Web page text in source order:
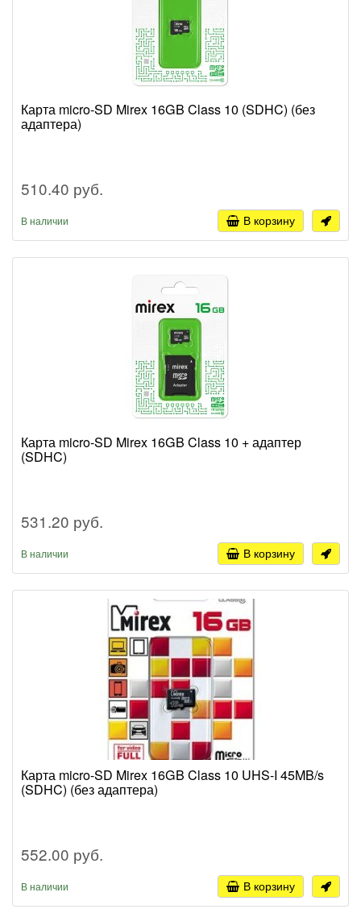
Карта micro-SD Mirex 16GB Class 10 (SDHC) (без
адаптера)
510.40 руб.
В наличии В корзину
Карта micro-SD Mirex 16GB Class 10 + адаптер
(SDHC)
531.20 руб.
В наличии В корзину
Карта micro-SD Mirex 16GB Class 10 UHS-I 45MB/s
(SDHC) (без адаптера)
552.00 руб.
В наличии В корзину